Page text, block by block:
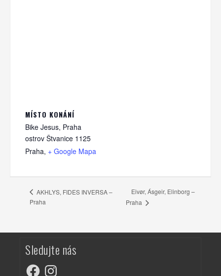
MÍSTO KONÁNÍ
Bike Jesus, Praha
ostrov Štvanice 1125
Praha, + Google Mapa
AKHLYS, FIDES INVERSA –
Praha
Eivør, Ásgeir, Elinborg –
Praha
Sledujte nás
FacebookInstagram